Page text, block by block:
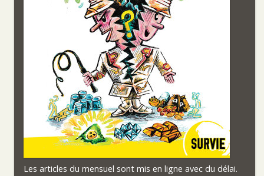
Les articles du mensuel sont mis en ligne avec du délai.